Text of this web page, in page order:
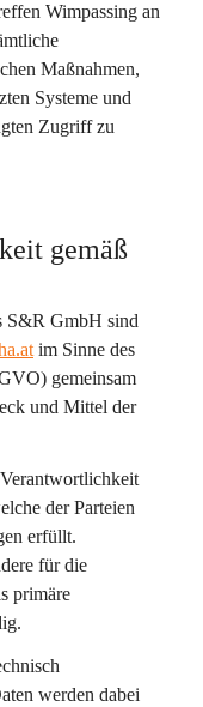
Wimpassing an
Maßnahmen,
Systeme und
Zugriff zu
gemäß
S&R GmbH sind
im Sinne des
gemeinsam
und Mittel der
der Parteien
erfüllt.
für die
primäre
werden dabei